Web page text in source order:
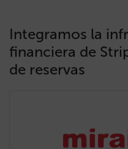
Integramos la
financiera de
de reservas